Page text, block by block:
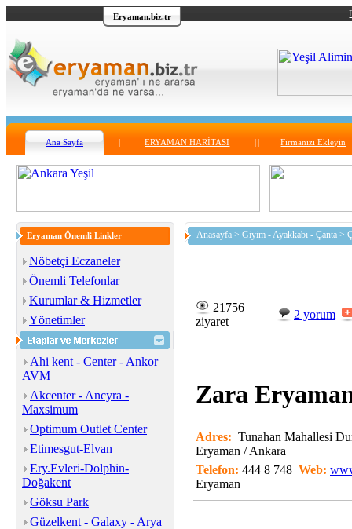
Eryaman.biz.tr
Ana Sayfa ERYAMAN HARİTASI Firmanızı Ekleyin
Eryaman Önemli Linkler
Nöbetçi Eczaneler
Önemli Telefonlar
Kurumlar & Hizmetler
Yönetimler
Ahi kent - Center - Ankor
AVM
Akcenter - Ancyra -
Maxsimum
Optimum Outlet Center
Etimesgut-Elvan
Ery.Evleri-Dolphin-
Doğakent
Göksu Park
Güzelkent - Galaxy - Arya
Anasayfa > Giyim - Ayakkabı - Çanta >
21756
ziyaret
2 yorum
Zara
Adres: Tunahan Mahallesi
Eryaman / Ankara
Telefon: 444 8 748 Web:
Eryaman